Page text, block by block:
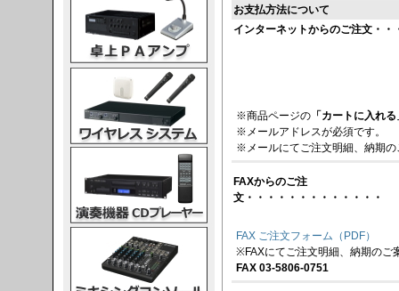
お支払方法について
インターネットからのご注文・・
※商品ページの 「カートに入れる
※メールアドレスが必須です。
※メールにてご注文明細、納期
FAXからのご注
文・・・・・・・・・・・・・
FAX ご注文フォーム（PDF）
※FAXにてご注文明細、納期のご
FAX 03-5806-0751